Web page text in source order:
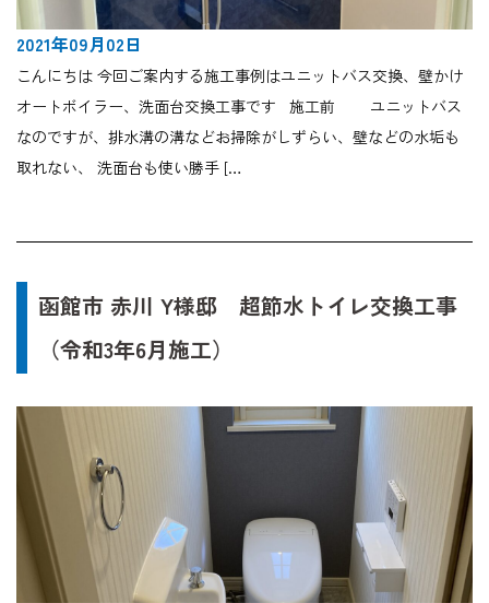
2021年09月02日
こんにちは 今回ご案内する施工事例はユニットバス交換、壁かけ
オートボイラー、洗面台交換工事です 施工前 ユニットバス
なのですが、排水溝の溝などお掃除がしずらい、壁などの水垢も
取れない、 洗面台も使い勝手 […
函館市 赤川 Y様邸 超節水トイレ交換工事
（令和3年6月施工）